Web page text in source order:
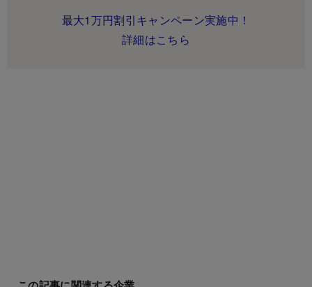
最大1万円割引キャンペーン実施中！
詳細はこちら